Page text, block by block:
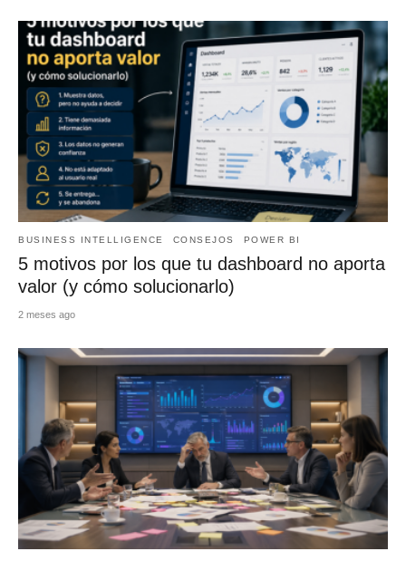
BUSINESS INTELLIGENCE CONSEJOS POWER BI
5 motivos por los que tu dashboard no aporta
valor (y cómo solucionarlo)
2 meses ago